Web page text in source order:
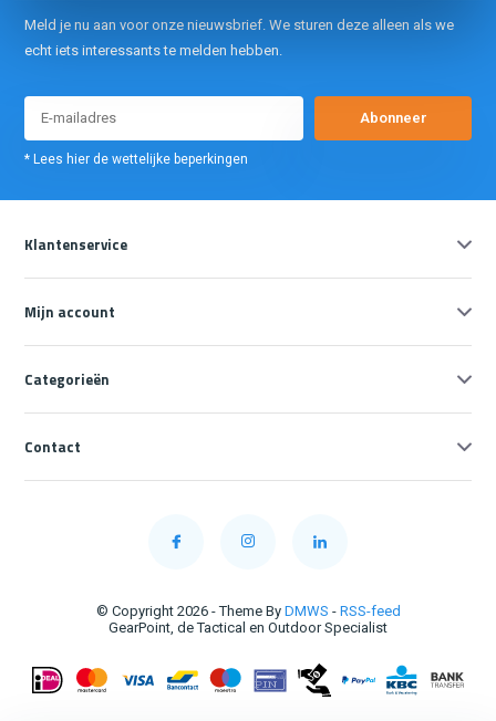
Meld je nu aan voor onze nieuwsbrief. We sturen deze alleen als we
echt iets interessants te melden hebben.
Abonneer
* Lees hier de wettelijke beperkingen
Klantenservice
Mijn account
Categorieën
Contact
© Copyright 2026 - Theme By DMWS - RSS-feed
GearPoint, de Tactical en Outdoor Specialist